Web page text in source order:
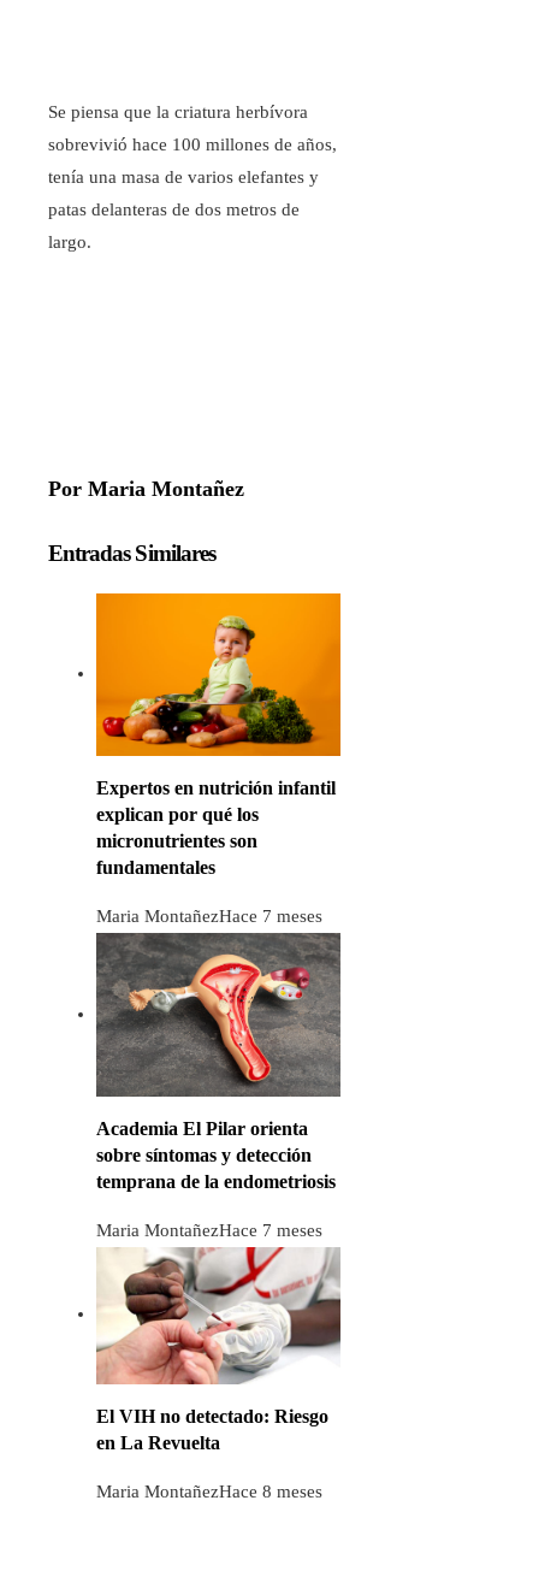
Se piensa que la criatura herbívora
sobrevivió hace 100 millones de años,
tenía una masa de varios elefantes y
patas delanteras de dos metros de
largo.
Por Maria Montañez
Entradas Similares
Expertos en nutrición infantil
explican por qué los
micronutrientes son
fundamentales
Maria MontañezHace 7 meses
Academia El Pilar orienta
sobre síntomas y detección
temprana de la endometriosis
Maria MontañezHace 7 meses
El VIH no detectado: Riesgo
en La Revuelta
Maria MontañezHace 8 meses